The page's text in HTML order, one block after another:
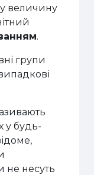
величину
.
групи
у будь-
не несуть